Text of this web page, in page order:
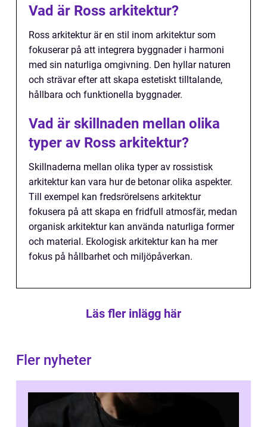
Vad är Ross arkitektur?
Ross arkitektur är en stil inom arkitektur som
fokuserar på att integrera byggnader i harmoni
med sin naturliga omgivning. Den hyllar naturen
och strävar efter att skapa estetiskt tilltalande,
hållbara och funktionella byggnader.
Vad är skillnaden mellan olika
typer av Ross arkitektur?
Skillnaderna mellan olika typer av rossistisk
arkitektur kan vara hur de betonar olika aspekter.
Till exempel kan fredsrörelsens arkitektur
fokusera på att skapa en fridfull atmosfär, medan
organisk arkitektur kan använda naturliga former
och material. Ekologisk arkitektur kan ha mer
fokus på hållbarhet och miljöpåverkan.
Läs fler inlägg här
Fler nyheter